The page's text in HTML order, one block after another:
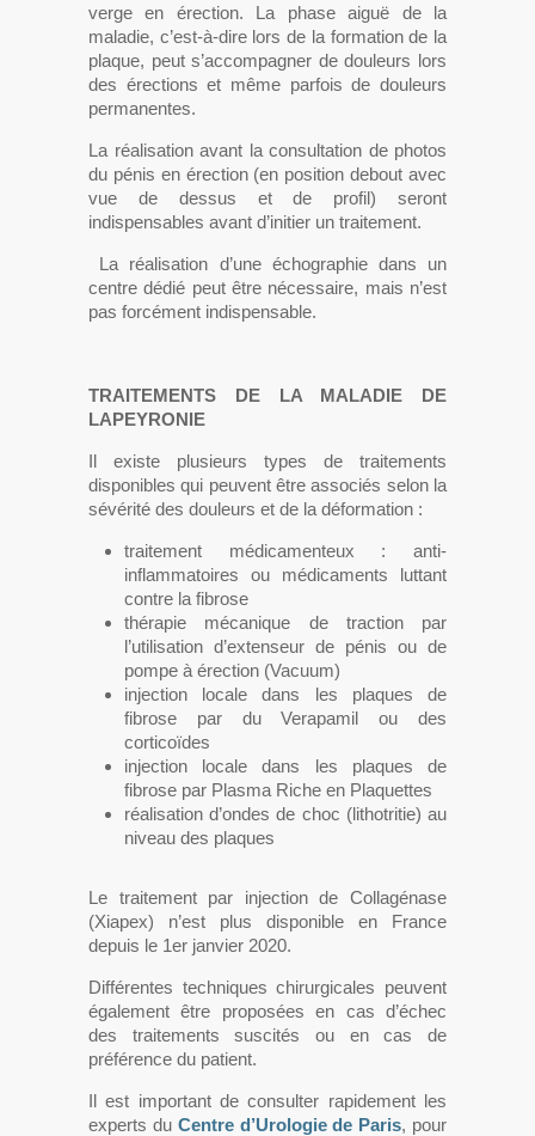
verge en érection. La phase aiguë de la
maladie, c’est-à-dire lors de la formation de la
plaque, peut s’accompagner de douleurs lors
des érections et même parfois de douleurs
permanentes.
La réalisation avant la consultation de photos
du pénis en érection (en position debout avec
vue de dessus et de profil) seront
indispensables avant d’initier un traitement.
La réalisation d’une échographie dans un
centre dédié peut être nécessaire, mais n’est
pas forcément indispensable.
TRAITEMENTS DE LA MALADIE DE
LAPEYRONIE
Il existe plusieurs types de traitements
disponibles qui peuvent être associés selon la
sévérité des douleurs et de la déformation :
traitement médicamenteux : anti-
inflammatoires ou médicaments luttant
contre la fibrose
thérapie mécanique de traction par
l’utilisation d’extenseur de pénis ou de
pompe à érection (Vacuum)
injection locale dans les plaques de
fibrose par du Verapamil ou des
corticoïdes
injection locale dans les plaques de
fibrose par Plasma Riche en Plaquettes
réalisation d’ondes de choc (lithotritie) au
niveau des plaques
Le traitement par injection de Collagénase
(Xiapex) n’est plus disponible en France
depuis le 1er janvier 2020.
Différentes techniques chirurgicales peuvent
également être proposées en cas d’échec
des traitements suscités ou en cas de
préférence du patient.
Il est important de consulter rapidement les
experts du Centre d’Urologie de Paris, pour